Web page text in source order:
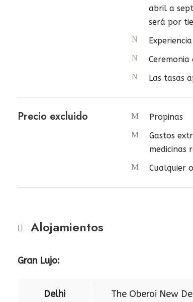
abril a
será por
Las tasas
Precio excluido
Propinas
Gastos
medicinas
Cualquier
Alojamientos
Gran Lujo:
Delhi The Oberoi New